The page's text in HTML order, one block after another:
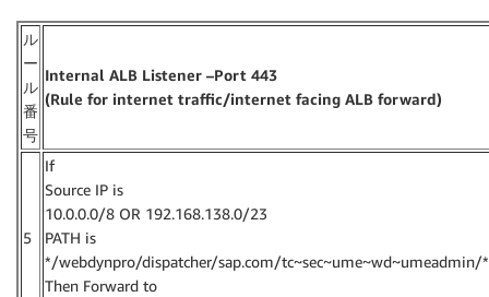
ル
ー
ル
番
号
Internal ALB Listener –Port 443
(Rule for internet traffic/internet facing ALB forward)
5
If
Source IP is
10.0.0.0/8 OR 192.168.138.0/23
PATH is
*/webdynpro/dispatcher/sap.com/tc~sec~ume~wd~umeadmin/*
Then Forward to